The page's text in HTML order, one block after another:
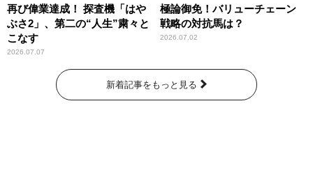
再び偉業達成！ 探査機「はや
ぶさ2」、第二の“人生”粛々と
こなす
2026.07.07
極論御免！バリューチェーン
戦略の対抗馬は？
2026.07.02
新着記事をもっと見る